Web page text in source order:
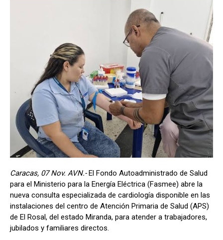
Caracas, 07 Nov. AVN.-El Fondo Autoadministrado de Salud
para el Ministerio para la Energía Eléctrica (Fasmee) abre la
nueva consulta especializada de cardiología disponible en las
instalaciones del centro de Atención Primaria de Salud (APS)
de El Rosal, del estado Miranda, para atender a trabajadores,
jubilados y familiares directos.